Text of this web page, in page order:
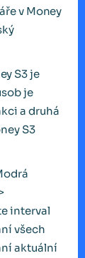
v Money
S3 je
je
a druhá
S3
interval
všech
aktuální